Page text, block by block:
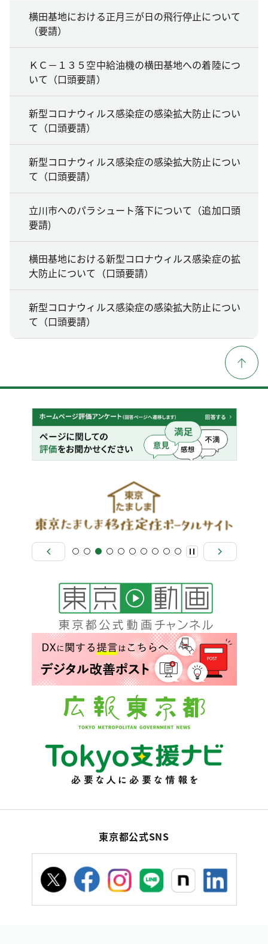
横田基地における正月三が日の飛行停止について
（要請）
ＫＣ－１３５空中給油機の横田基地への着陸につ
いて（口頭要請）
新型コロナウィルス感染症の感染拡大防止につい
て（口頭要請）
新型コロナウィルス感染症の感染拡大防止につい
て（口頭要請）
立川市へのパラシュート落下について（追加口頭
要請)
横田基地における新型コロナウィルス感染症の拡
大防止について（口頭要請）
新型コロナウィルス感染症の感染拡大防止につい
て（口頭要請）
東京都公式SNS